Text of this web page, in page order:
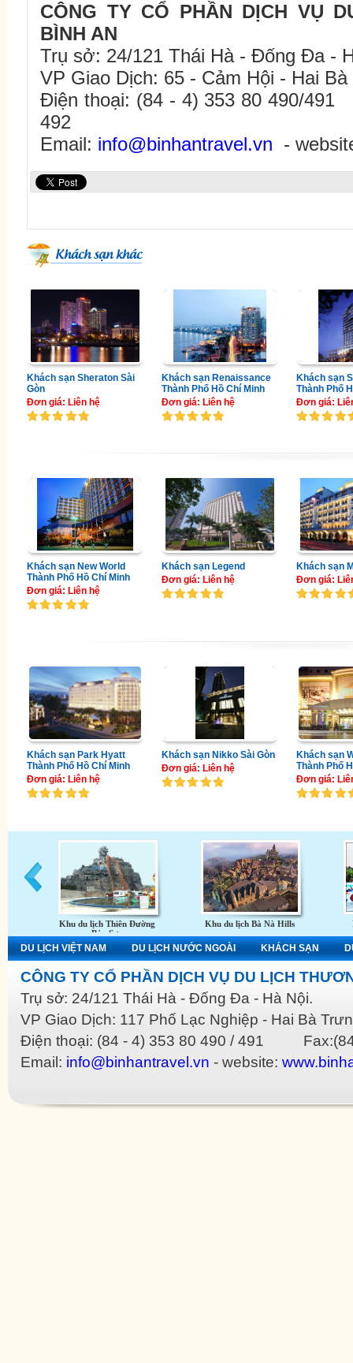
CÔNG TY CỔ PHẦN DỊCH VỤ
BÌNH AN
Trụ sở: 24/121 Thái Hà - Đống Đa -
VP Giao Dịch: 65 - Cảm Hội - Hai
Điện thoại: (84 - 4) 353 80 490/
492
Email: info@binhantravel.vn -
Khách sạn khác
Khách sạn Sheraton Sài
Gòn
Đơn giá: Liên hệ
Khách sạn Renaissance
Thành Phố Hồ Chí Minh
Đơn giá: Liên hệ
Khách sạn
Thành Phố
Đơn giá:
Khách sạn New World
Thành Phố Hồ Chí Minh
Đơn giá: Liên hệ
Khách sạn Legend
Đơn giá: Liên hệ
Khách sạn
Đơn giá:
Khách sạn Park Hyatt
Thành Phố Hồ Chí Minh
Đơn giá: Liên hệ
Khách sạn Nikko Sài Gòn
Đơn giá: Liên hệ
Khách sạn
Thành Phố
Đơn giá:
Khu du lịch Thiên Đường
Bảo Sơn
Khu du lịch Bà Nà Hills
DU LỊCH VIỆT NAM DU LỊCH NƯỚC NGOÀI KHÁCH SẠN
CÔNG TY CỔ PHẦN DỊCH VỤ DU LỊCH
Trụ sở: 24/121 Thái Hà - Đống Đa - Hà Nội.
VP Giao Dịch: 117 Phố Lạc Nghiệp - Hai Bà
Điện thoại: (84 - 4) 353 80 490 / 491 Fax:(84
Email: info@binhantravel.vn - website: